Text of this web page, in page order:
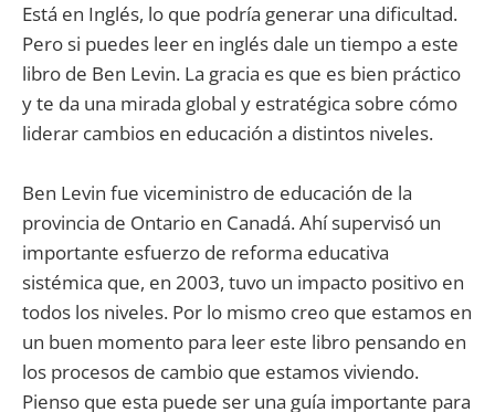
Está en Inglés, lo que podría generar una dificultad.
Pero si puedes leer en inglés dale un tiempo a este
libro de Ben Levin. La gracia es que es bien práctico
y te da una mirada global y estratégica sobre cómo
liderar cambios en educación a distintos niveles.
Ben Levin fue viceministro de educación de la
provincia de Ontario en Canadá. Ahí supervisó un
importante esfuerzo de reforma educativa
sistémica que, en 2003, tuvo un impacto positivo en
todos los niveles. Por lo mismo creo que estamos en
un buen momento para leer este libro pensando en
los procesos de cambio que estamos viviendo.
Pienso que esta puede ser una guía importante para